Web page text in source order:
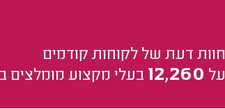
חוות דעת של לקוחות קודמים
על 12,260 בעלי מקצוע מומלצים